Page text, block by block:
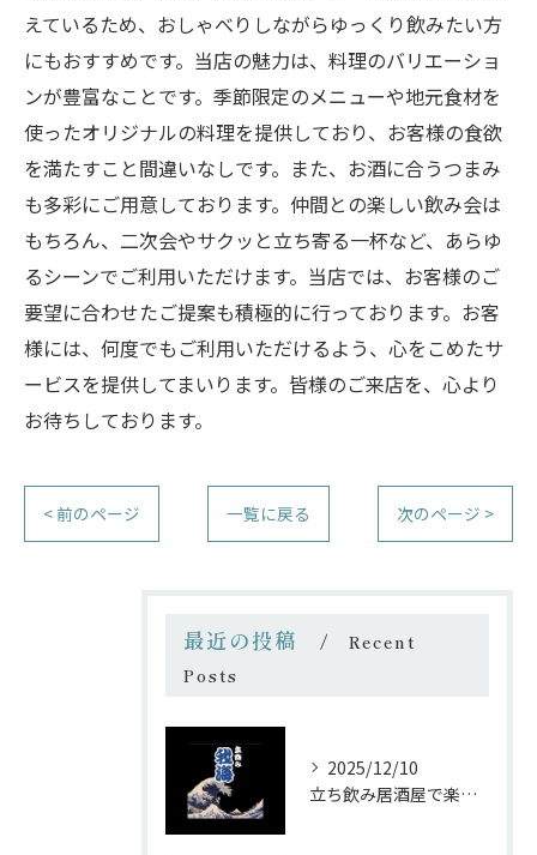
えているため、おしゃべりしながらゆっくり飲みたい方
にもおすすめです。当店の魅力は、料理のバリエーショ
ンが豊富なことです。季節限定のメニューや地元食材を
使ったオリジナルの料理を提供しており、お客様の食欲
を満たすこと間違いなしです。また、お酒に合うつまみ
も多彩にご用意しております。仲間との楽しい飲み会は
もちろん、二次会やサクッと立ち寄る一杯など、あらゆ
るシーンでご利用いただけます。当店では、お客様のご
要望に合わせたご提案も積極的に行っております。お客
様には、何度でもご利用いただけるよう、心をこめたサ
ービスを提供してまいります。皆様のご来店を、心より
お待ちしております。
< 前のページ 一覧に戻る 次のページ >
最近の投稿
Recent
Posts
2025/12/10
立ち飲み居酒屋で楽しむ昭和の懐かし空間と多彩なお酒